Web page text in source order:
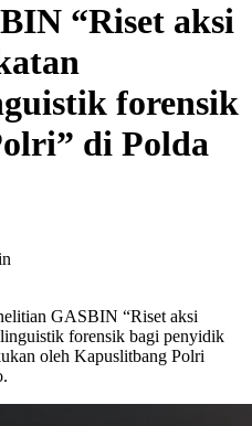
“Riset aksi
forensik
di Polda
GASBIN “Riset aksi
forensik bagi penyidik
oleh Kapuslitbang Polri